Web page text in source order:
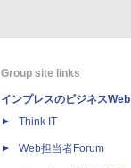
Group site links
インプレスのビジネスWeb
Think IT
Web担当者Forum